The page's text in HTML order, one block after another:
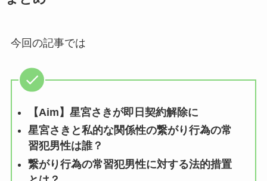
今回の記事では
【Aim】星宮さきが即日契約解除に
星宮さきと私的な関係性の繋がり行為の常
習犯男性は誰？
繋がり行為の常習犯男性に対する法的措置